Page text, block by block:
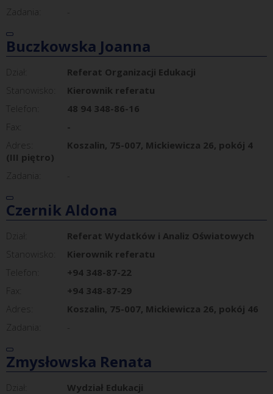
Zadania:
Buczkowska Joanna
Dział:
Referat Organizacji Edukacji
Stanowisko:
Kierownik referatu
Telefon:
48 94 348-86-16
Fax:
-
Adres:
Koszalin, 75-007, Mickiewicza 26, pokój 4
(III piętro)
Zadania:
Czernik Aldona
Dział:
Referat Wydatków i Analiz Oświatowych
Stanowisko:
Kierownik referatu
Telefon:
+94 348-87-22
Fax:
+94 348-87-29
Adres:
Koszalin, 75-007, Mickiewicza 26, pokój 46
Zadania:
Zmysłowska Renata
Dział:
Wydział Edukacji